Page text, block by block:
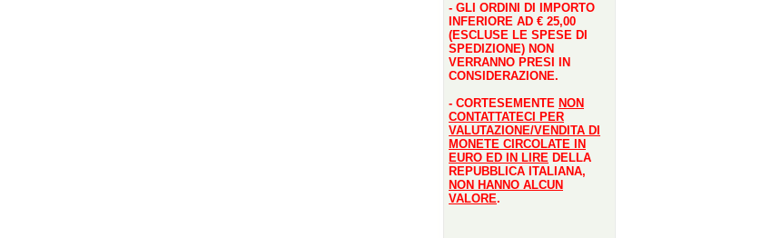
- GLI ORDINI DI IMPORTO
INFERIORE AD € 25,00
(ESCLUSE LE SPESE DI
SPEDIZIONE) NON
VERRANNO PRESI IN
CONSIDERAZIONE.
- CORTESEMENTE NON
CONTATTATECI PER
VALUTAZIONE/VENDITA DI
MONETE CIRCOLATE IN
EURO ED IN LIRE DELLA
REPUBBLICA ITALIANA,
NON HANNO ALCUN
VALORE.